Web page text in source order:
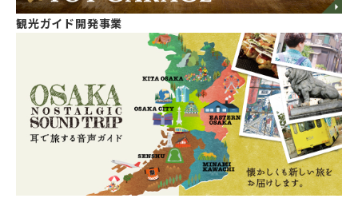
観光ガイド開発事業